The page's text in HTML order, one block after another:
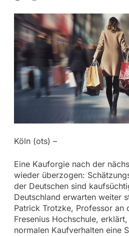
Köln (ots) –
Eine Kauforgie nach der
wieder überzogen:
der Deutschen sind
Deutschland erwarten weiter
Patrick Trotzke, Professor an
Fresenius Hochschule,
normalen Kaufverhalten eine